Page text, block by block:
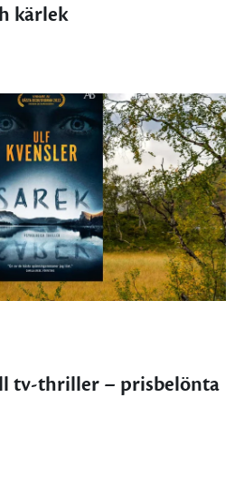
kärlek
tv-thriller – prisbelönta